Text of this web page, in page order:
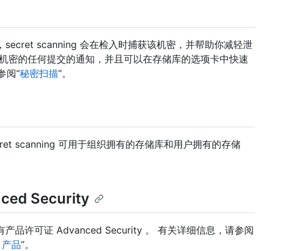
secret scanning 会在检入时捕获该机密，并帮助你减轻泄
密的任何提交的通知，并且可以在存储库的选项卡中快速
阅“秘密扫描”。
scanning 可用于组织拥有的存储库和用户拥有的存储
Security
产品许可证 Advanced Security 。 有关详细信息，请参阅
品”。